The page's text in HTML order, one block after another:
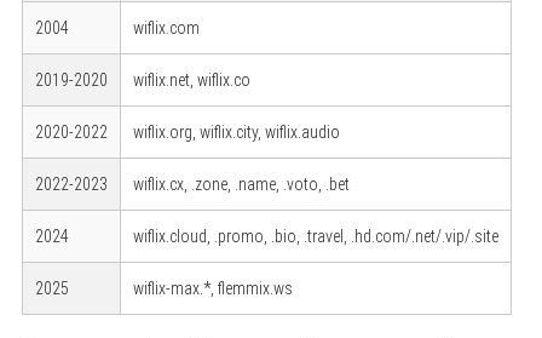
2004 wiflix.com
2019-2020 wiflix.net, wiflix.co
2020-2022 wiflix.org, wiflix.city, wiflix.audio
2022-2023 wiflix.cx, .zone, .name, .voto, .bet
2024 wiflix.cloud, .promo, .bio, .travel, .hd.com/.net/.vip/.site
2025 wiflix-max.*, flemmix.ws